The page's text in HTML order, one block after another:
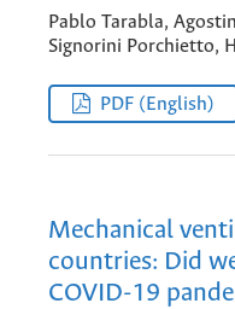
Pablo Tarabla,
Signorini Porchietto,
PDF (English)
Mechanical
countries: Did
COVID-19